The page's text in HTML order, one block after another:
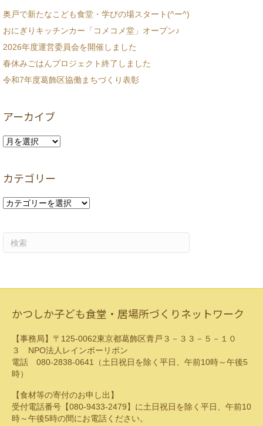
奥戸で新たなこども食堂・学びの場スタート(^ー^)
おにぎりキッチンカー「コメコメ堂」オープン♪
2026年度運営委員会を開催しました
春休みごはんプロジェクト終了しました
令和7年度葛飾区協働まちづくり表彰
アーカイブ
ア
イ
カテゴリー
カ
かつしか子ども食堂・居場所づくりネットワーク
【事務局】〒125-0062東京都葛飾区青戸３－３３－５－１０
３ NPO法人レインボーリボン
電話 080-2838-0641（土日祝日を除く平日、午前10時～午後5
時）
【食材等の寄付のお申し出】
受付電話番号【080-9433-2479】に土日祝日を除く平日、午前10
時～午後5時の間にお電話ください。